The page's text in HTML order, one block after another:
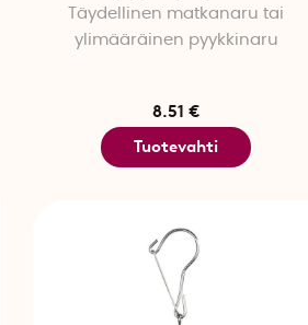
Täydellinen matkanaru tai
ylimääräinen pyykkinaru
8.51 €
Tuotevahti